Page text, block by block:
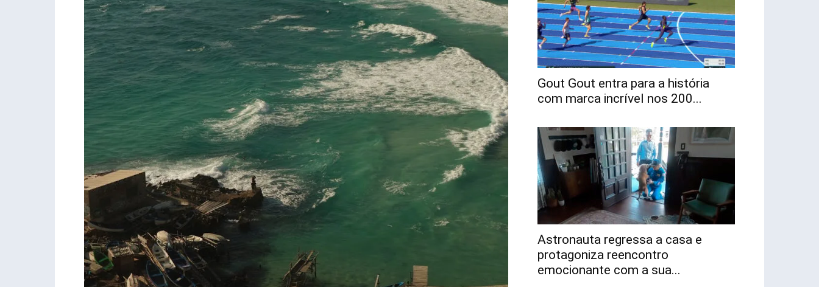
Gout Gout entra para a história
com marca incrível nos 200...
Astronauta regressa a casa e
protagoniza reencontro
emocionante com a sua...